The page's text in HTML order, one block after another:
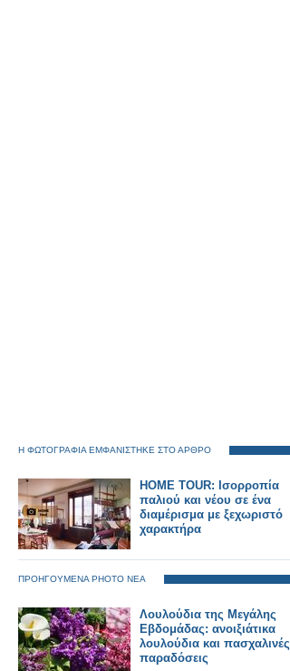
Η ΦΩΤΟΓΡΑΦΙΑ ΕΜΦΑΝΙΣΤΗΚΕ ΣΤΟ ΑΡΘΡΟ
HOME TOUR: Ισορροπία
παλιού και νέου σε ένα
διαμέρισμα με ξεχωριστό
χαρακτήρα
ΠΡΟΗΓΟΥΜΕΝΑ PHOTO ΝΕΑ
Λουλούδια της Μεγάλης
Εβδομάδας: ανοιξιάτικα
λουλούδια και πασχαλινές
παραδόσεις